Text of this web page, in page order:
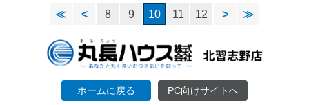
≪ < 8 9 10 11 12 > ≫
ホームに戻る PC向けサイトへ